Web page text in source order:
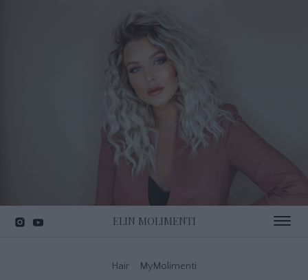
ELIN MOLIMENTI Toggle
Hair MyMolimenti